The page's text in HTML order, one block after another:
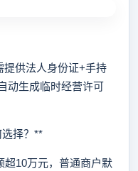
供法人身份证+手持
动生成临时经营许可
择？**
10万元，普通商户默